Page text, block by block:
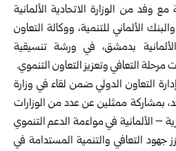
وفد من الوزارة الاتحادية الألمانية
الألماني للتنمية، ووكالة التعاون
الألمانية بدمشق، في ورشة تنسيقية
التعافي وتعزيز التعاون التنموي.
التعاون الدولي ضمن لقاء في وزارة
بمشاركة ممثلين عن عدد من الوزارات
– الألمانية في مواءمة الدعم التنموي
جهود التعافي والتنمية المستدامة في